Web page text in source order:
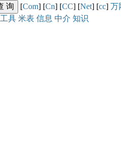
[Com] [Cn] [CC] [Net] [cc] 万
工具 米表 信息 中介 知识